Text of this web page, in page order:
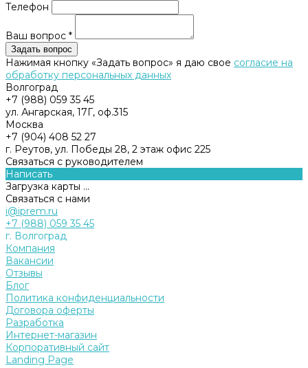
Телефон
Ваш вопрос *
Нажимая кнопку «Задать вопрос» я даю свое согласие на
обработку персональных данных
Волгоград
+7 (988) 059 35 45
ул. Ангарская, 17Г, оф.315
Москва
+7 (904) 408 52 27
г. Реутов, ул. Победы 28, 2 этаж офис 225
Связаться с руководителем
Написать
Загрузка карты ...
Связаться с нами
i@iprem.ru
+7 (988) 059 35 45
г. Волгоград
Компания
Вакансии
Отзывы
Блог
Политика конфиденциальности
Договора оферты
Разработка
Интернет-магазин
Корпоративный сайт
Landing Page